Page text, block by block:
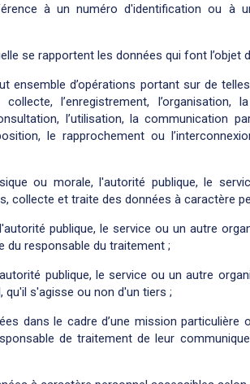
à un numéro d'identification ou à
se rapportent les données qui font l’objet
d’opérations portant sur de
l’enregistrement, l’organisation,
l’utilisation, la communication
le rapprochement ou
ou morale, l'autorité publique, le
collecte et traite des données à caractère
publique, le service ou un autre
du responsable du traitement ;
publique, le service ou un autre
s'agisse ou non d'un tiers ;
dans le cadre d’une mission particulière
de traitement de leur